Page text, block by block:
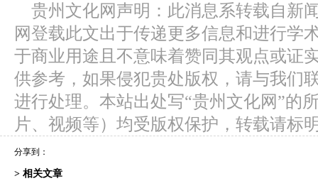
贵州文化网声明：此消息系转载自新
网登载此文出于传递更多信息和进行学
于商业用途且不意味着赞同其观点或证
供参考，如果侵犯贵处版权，请与我们
进行处理。本站出处写“贵州文化网”的
片、视频等）均受版权保护，转载请标
分享到：
> 相关文章